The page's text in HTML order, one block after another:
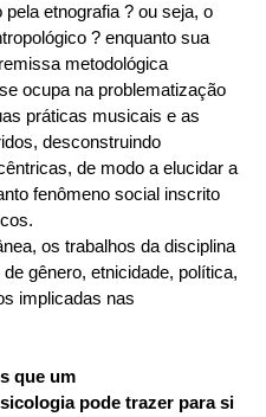
etnografia ? ou seja, o
? enquanto sua
metodológica
ocupa na problematização
práticas musicais e as
desconstruindo
de modo a elucidar a
fenômeno social inscrito
os trabalhos da disciplina
gênero, etnicidade, política,
implicadas nas
que um
pode trazer para si